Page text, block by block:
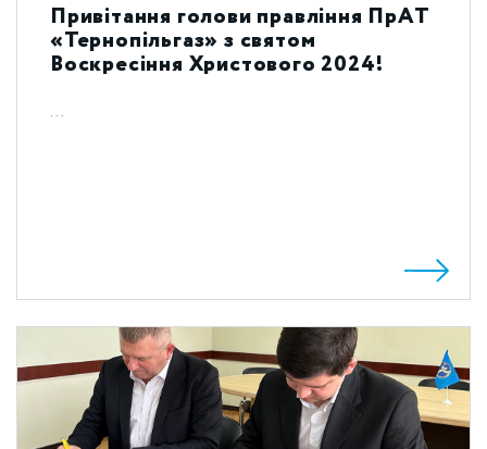
Привітання голови правління ПрАТ
«Тернопільгаз» з святом
Воскресіння Христового 2024!
...